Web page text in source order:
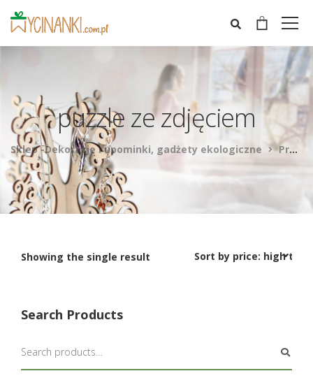
puzzle ze zdjęciem
Sklep -Dekoracje i upominki, gadżety ekologiczne Products
Showing the single result
Search Products